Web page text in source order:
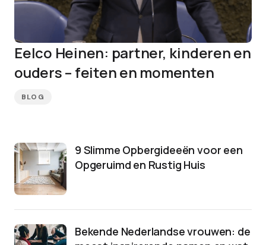
Eelco Heinen: partner, kinderen en
ouders – feiten en momenten
BLOG
9 Slimme Opbergideeën voor een
Opgeruimd en Rustig Huis
Bekende Nederlandse vrouwen: de